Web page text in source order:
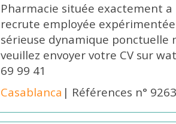
Pharmacie située exactement
recrute employée
sérieuse dynamique ponctuelle
veuillez envoyer votre CV sur
69 99 41
Casablanca | Références n°